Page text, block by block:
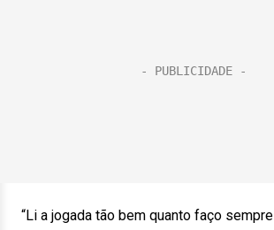
“Li a jogada tão bem quanto faço sempre